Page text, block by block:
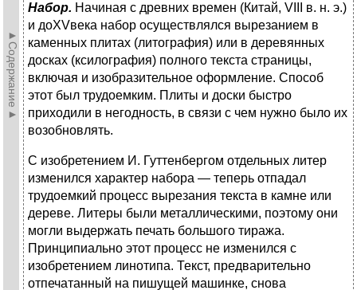
►Содержание►
Набор. Начиная с древних времен (Китай, VIII в. н. э.)
и доXVвека набор осуществлялся вырезанием в
каменных плитах (литография) или в деревянных
досках (ксилография) полного текста страницы,
включая и изобразительное оформление. Способ
этот был трудоемким. Плиты и доски быстро
приходили в негодность, в связи с чем нужно было их
возобновлять.
С изобретением И. Гуттенбергом отдельных литер
изменился характер набора — теперь отпадал
трудоемкий процесс вырезания текста в камне или
дереве. Литеры были металлическими, поэтому они
могли выдержать печать большого тиража.
Принципиально этот процесс не изменился с
изобретением линотипа. Текст, предварительно
отпечатанный на пишущей машинке, снова